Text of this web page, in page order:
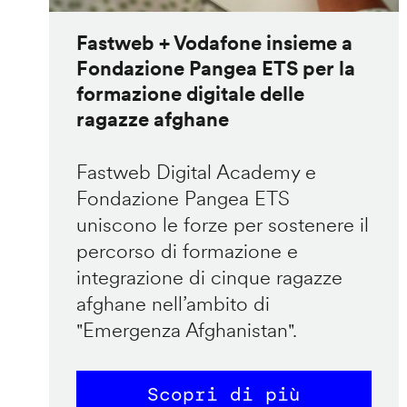
Fastweb + Vodafone insieme a
Fondazione Pangea ETS per la
formazione digitale delle
ragazze afghane
Fastweb Digital Academy e
Fondazione Pangea ETS
uniscono le forze per sostenere il
percorso di formazione e
integrazione di cinque ragazze
afghane nell’ambito di
"Emergenza Afghanistan".
Scopri di più